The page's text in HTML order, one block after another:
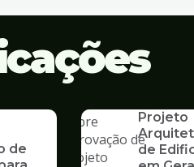
de
Projeto
de